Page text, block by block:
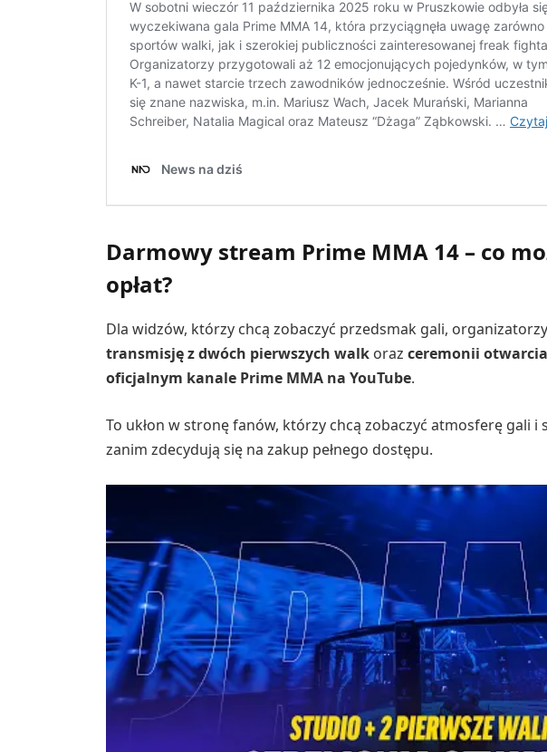
Darmowy stream Prime MMA 14 – co
opłat?
Dla widzów, którzy chcą zobaczyć przedsmak gali,
transmisję z dwóch pierwszych walk orazceremonii otwarcia
oficjalnym kanale Prime MMA na YouTube.
To ukłon w stronę fanów, którzy chcą zobaczyć atmosferę gali
zanim zdecydują się na zakup pełnego dostępu.